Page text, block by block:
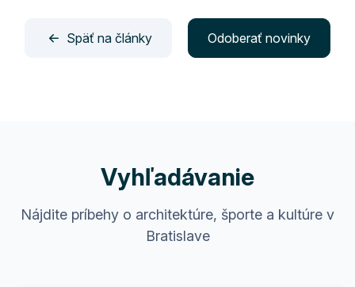
Späť na články Odoberať novinky
Vyhľadávanie
Nájdite príbehy o architektúre, športe a kultúre v
Bratislave